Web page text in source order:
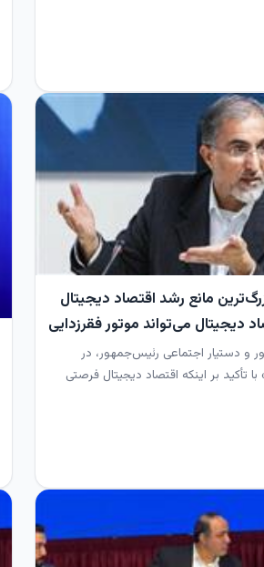
مانع رشد اقتصاد دیجیتال
دیجیتال می‌تواند موتور فقرزدایی
باشد
و دستیار اجتماعی رئیس‌جمهور، در
تأکید بر اینکه اقتصاد دیجیتال فرصتی